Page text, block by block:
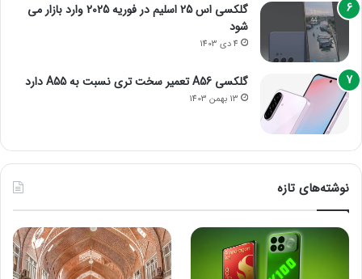
گلکسی اس 25 اسلیم در فوریه 2025 وارد بازار می
شود
4 دی 1403
گلکسی A56 تعمیر سخت تری نسبت به A55 دارد
13 بهمن 1403
نوشته‌های تازه